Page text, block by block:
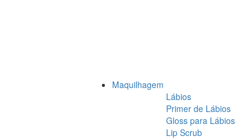
Maquilhagem
Lábios
Primer de Lábios
Gloss para Lábios
Lip Scrub